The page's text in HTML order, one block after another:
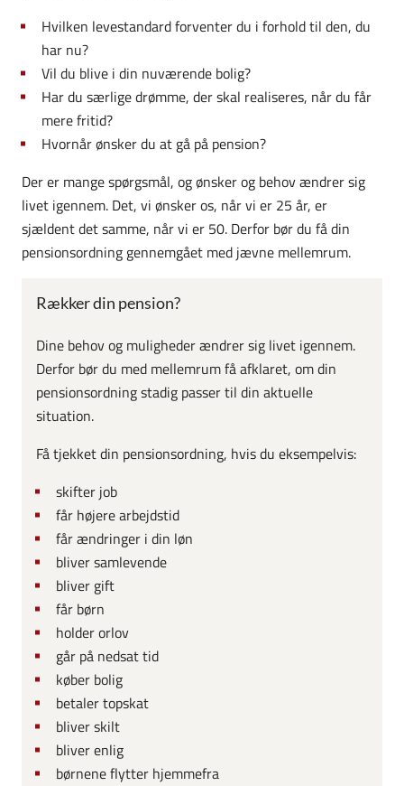
Hvilken levestandard forventer du i forhold til den, du
har nu?
Vil du blive i din nuværende bolig?
Har du særlige drømme, der skal realiseres, når du får
mere fritid?
Hvornår ønsker du at gå på pension?
Der er mange spørgsmål, og ønsker og behov ændrer sig
livet igennem. Det, vi ønsker os, når vi er 25 år, er
sjældent det samme, når vi er 50. Derfor bør du få din
pensionsordning gennemgået med jævne mellemrum.
Rækker din pension?
Dine behov og muligheder ændrer sig livet igennem.
Derfor bør du med mellemrum få afklaret, om din
pensionsordning stadig passer til din aktuelle
situation.
Få tjekket din pensionsordning, hvis du eksempelvis:
skifter job
får højere arbejdstid
får ændringer i din løn
bliver samlevende
bliver gift
får børn
holder orlov
går på nedsat tid
køber bolig
betaler topskat
bliver skilt
bliver enlig
børnene flytter hjemmefra